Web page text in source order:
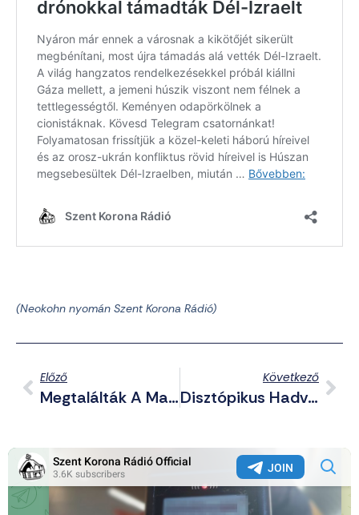
(Neokohn nyomán Szent Korona Rádió)
Előző
Megtalálták A Magyarok Őshazáját És Egy Ott Maradt Törzset?
Következő
Disztópikus Hadviselés? Gránátvetővel Felszerelt Robotkutya